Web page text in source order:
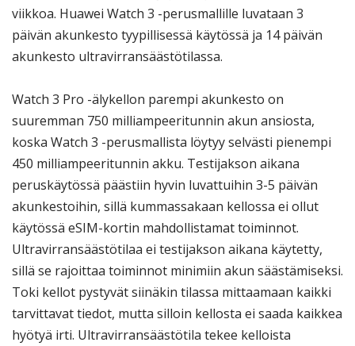
viikkoa. Huawei Watch 3 -perusmallille luvataan 3
päivän akunkesto tyypillisessä käytössä ja 14 päivän
akunkesto ultravirransäästötilassa.
Watch 3 Pro -älykellon parempi akunkesto on
suuremman 750 milliampeeritunnin akun ansiosta,
koska Watch 3 -perusmallista löytyy selvästi pienempi
450 milliampeeritunnin akku. Testijakson aikana
peruskäytössä päästiin hyvin luvattuihin 3-5 päivän
akunkestoihin, sillä kummassakaan kellossa ei ollut
käytössä eSIM-kortin mahdollistamat toiminnot.
Ultravirransäästötilaa ei testijakson aikana käytetty,
sillä se rajoittaa toiminnot minimiin akun säästämiseksi.
Toki kellot pystyvät siinäkin tilassa mittaamaan kaikki
tarvittavat tiedot, mutta silloin kellosta ei saada kaikkea
hyötyä irti. Ultravirransäästötila tekee kelloista